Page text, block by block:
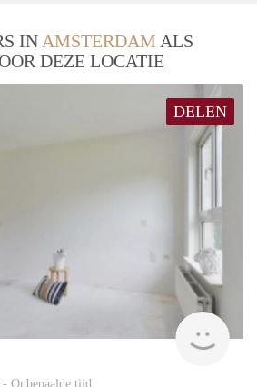
IN AMSTERDAM ALS
DEZE LOCATIE
DELEN
- Onbepaalde tijd